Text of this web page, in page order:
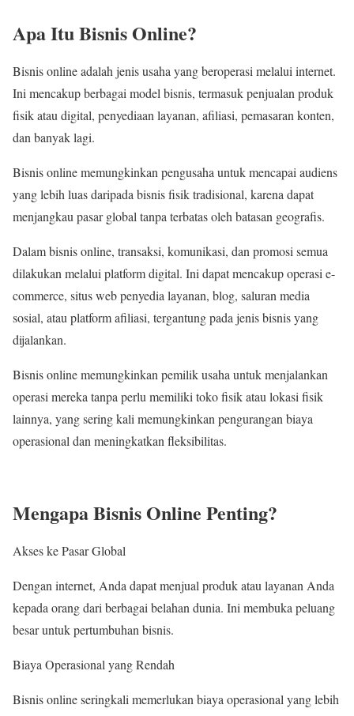
Apa Itu Bisnis Online?
Bisnis online adalah jenis usaha yang beroperasi melalui internet.
Ini mencakup berbagai model bisnis, termasuk penjualan produk
fisik atau digital, penyediaan layanan, afiliasi, pemasaran konten,
dan banyak lagi.
Bisnis online memungkinkan pengusaha untuk mencapai audiens
yang lebih luas daripada bisnis fisik tradisional, karena dapat
menjangkau pasar global tanpa terbatas oleh batasan geografis.
Dalam bisnis online, transaksi, komunikasi, dan promosi semua
dilakukan melalui platform digital. Ini dapat mencakup operasi e-
commerce, situs web penyedia layanan, blog, saluran media
sosial, atau platform afiliasi, tergantung pada jenis bisnis yang
dijalankan.
Bisnis online memungkinkan pemilik usaha untuk menjalankan
operasi mereka tanpa perlu memiliki toko fisik atau lokasi fisik
lainnya, yang sering kali memungkinkan pengurangan biaya
operasional dan meningkatkan fleksibilitas.
Mengapa Bisnis Online Penting?
Akses ke Pasar Global
Dengan internet, Anda dapat menjual produk atau layanan Anda
kepada orang dari berbagai belahan dunia. Ini membuka peluang
besar untuk pertumbuhan bisnis.
Biaya Operasional yang Rendah
Bisnis online seringkali memerlukan biaya operasional yang lebih